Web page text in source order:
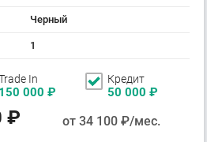
Черный
1
In
150 000 ₽
Кредит
50 000 ₽
₽ от 34 100₽/мес.